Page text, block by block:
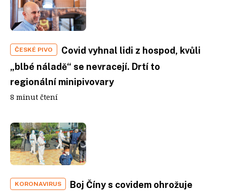
ČESKÉ PIVO
Covid vyhnal lidi z hospod, kvůli
„blbé náladě“ se nevracejí. Drtí to
regionální minipivovary
8 minut čtení
KORONAVIRUS
Boj Číny s covidem ohrožuje